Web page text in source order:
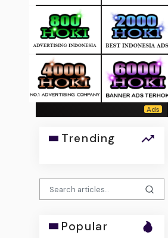
Trending
Popular